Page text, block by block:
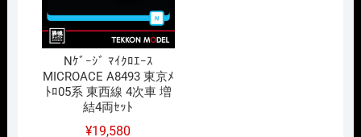
Nｹﾞｰｼﾞ ﾏｲｸﾛｴｰｽ
MICROACE A8493 東京ﾒ
ﾄﾛ05系 東西線 4次車 増
結4両ｾｯﾄ
¥19,580